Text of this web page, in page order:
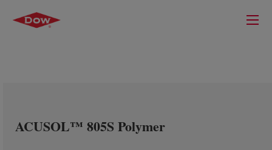
ACUSOL™ 805S Polymer